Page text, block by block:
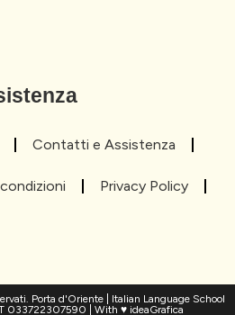
Contatti e Assistenza
Privacy Policy
Porta d'Oriente | Italian Language School
033722307590 | With ♥ ideaGrafica